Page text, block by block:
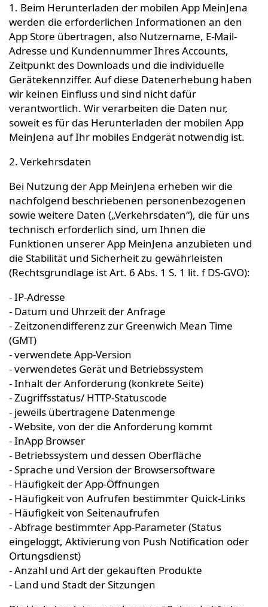
1. Beim Herunterladen der mobilen App MeinJena
werden die erforderlichen Informationen an den
App Store übertragen, also Nutzername, E-Mail-
Adresse und Kundennummer Ihres Accounts,
Zeitpunkt des Downloads und die individuelle
Gerätekennziffer. Auf diese Datenerhebung haben
wir keinen Einfluss und sind nicht dafür
verantwortlich. Wir verarbeiten die Daten nur,
soweit es für das Herunterladen der mobilen App
MeinJena auf Ihr mobiles Endgerät notwendig ist.
2. Verkehrsdaten
Bei Nutzung der App MeinJena erheben wir die
nachfolgend beschriebenen personenbezogenen
sowie weitere Daten („Verkehrsdaten“), die für uns
technisch erforderlich sind, um Ihnen die
Funktionen unserer App MeinJena anzubieten und
die Stabilität und Sicherheit zu gewährleisten
(Rechtsgrundlage ist Art. 6 Abs. 1 S. 1 lit. f DS-GVO):
- IP-Adresse
- Datum und Uhrzeit der Anfrage
- Zeitzonendifferenz zur Greenwich Mean Time
(GMT)
- verwendete App-Version
- verwendetes Gerät und Betriebssystem
- Inhalt der Anforderung (konkrete Seite)
- Zugriffsstatus/ HTTP-Statuscode
- jeweils übertragene Datenmenge
- Website, von der die Anforderung kommt
- InApp Browser
- Betriebssystem und dessen Oberfläche
- Sprache und Version der Browsersoftware
- Häufigkeit der App-Öffnungen
- Häufigkeit von Aufrufen bestimmter Quick-Links
- Häufigkeit von Seitenaufrufen
- Abfrage bestimmter App-Parameter (Status
eingeloggt, Aktivierung von Push Notification oder
Ortungsdienst)
- Anzahl und Art der gekauften Produkte
- Land und Stadt der Sitzungen